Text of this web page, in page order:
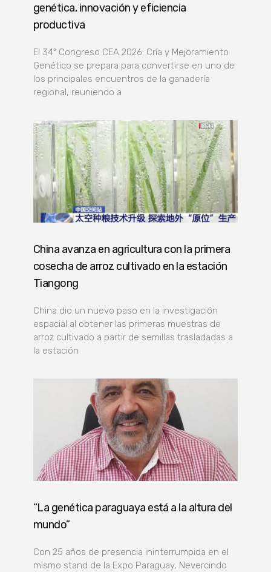
genética, innovación y eficiencia
productiva
El 34º Congreso CEA 2026: Cría y Mejoramiento
Genético se prepara para convertirse en uno de
los principales encuentros de la ganadería
regional, reuniendo a
China avanza en agricultura con la primera
cosecha de arroz cultivado en la estación
Tiangong
China dio un nuevo paso en la investigación
espacial al obtener las primeras muestras de
arroz cultivado a partir de semillas trasladadas a
la estación
“La genética paraguaya está a la altura del
mundo”
Con 25 años de presencia ininterrumpida en el
mismo stand de la Expo Paraguay, Nevercindo